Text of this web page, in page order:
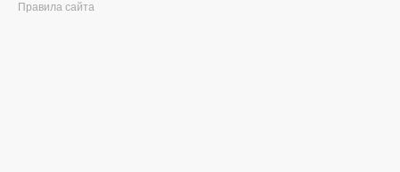
Правила сайта